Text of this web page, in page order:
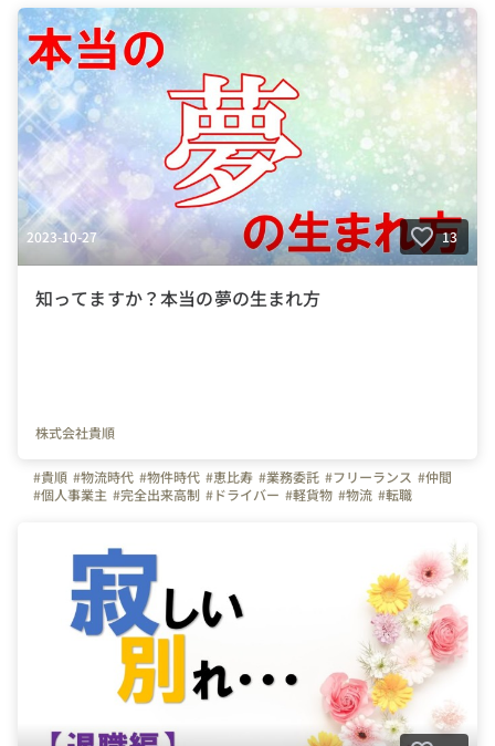
#写真で伝える会社の雰囲気
#プラスト20期MVP #事務職 #総務
2023-10-27 13
知ってますか？本当の夢の生まれ方
株式会社貴順
#貴順 #物流時代 #物件時代 #恵比寿 #業務委託 #フリーランス #仲間
#個人事業主 #完全出来高制 #ドライバー #軽貨物 #物流 #転職
#誰かのために